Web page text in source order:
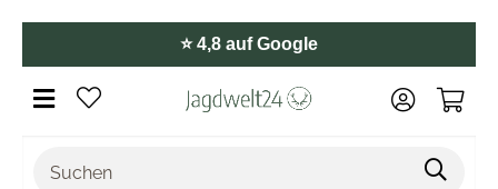
⭐️ 4,8 auf Google